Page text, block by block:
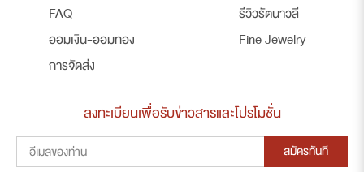
FAQ
ออมเงิน-ออมทอง
การจัดส่ง
รีวิวรัตนาวลี
Fine Jewelry
ลงทะเบียนเพื่อรับข่าวสารและโปรโมชั่น
สมัครทันที